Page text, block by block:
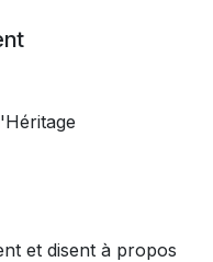
et disent à propos